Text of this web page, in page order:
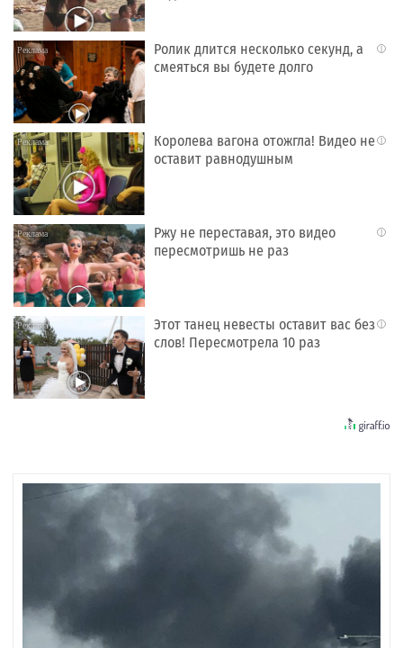
i
Ролик длится несколько секунд, а
смеяться вы будете долго
i
Королева вагона отожгла! Видео не
оставит равнодушным
i
Ржу не переставая, это видео
пересмотришь не раз
i
Этот танец невесты оставит вас без
слов! Пересмотрела 10 раз